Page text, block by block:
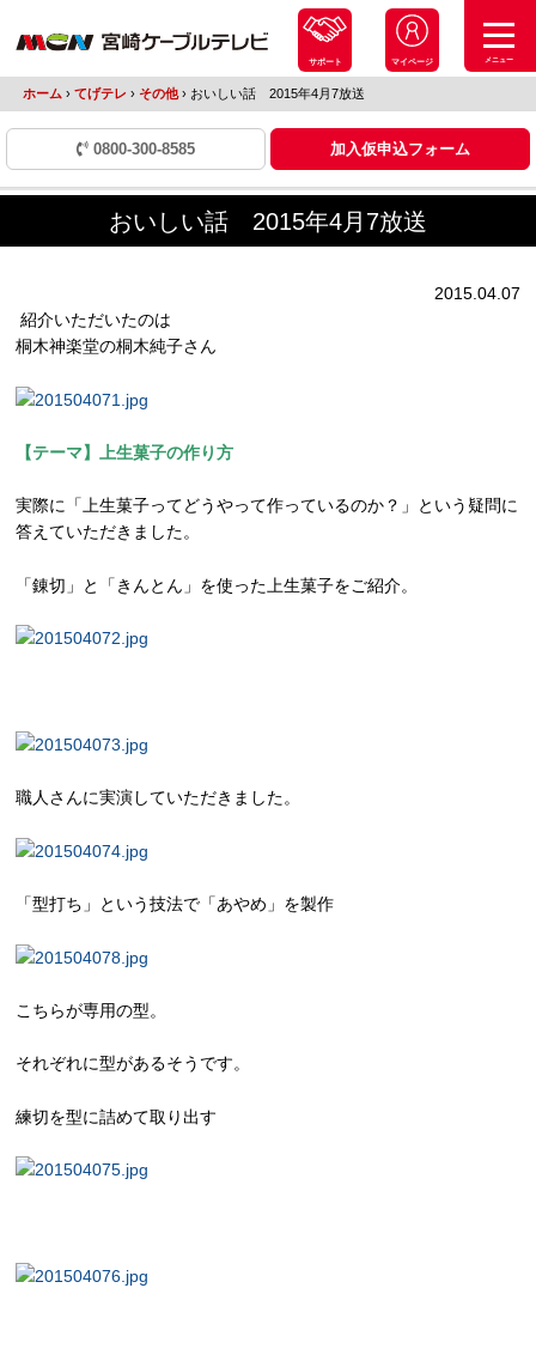
サポート マイページ メニュー
ホーム › てげテレ › その他 ›おいしい話 2015年4月7放送
0800-300-8585 加入仮申込フォーム
おいしい話 2015年4月7放送
2015.04.07
紹介いただいたのは
桐木神楽堂の桐木純子さん
【テーマ】上生菓子の作り方
実際に「上生菓子ってどうやって作っているのか？」という疑問に
答えていただきました。
「錬切」と「きんとん」を使った上生菓子をご紹介。
職人さんに実演していただきました。
「型打ち」という技法で「あやめ」を製作
こちらが専用の型。
それぞれに型があるそうです。
練切を型に詰めて取り出す